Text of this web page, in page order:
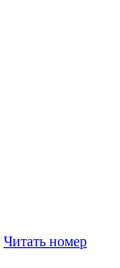
Читать номер